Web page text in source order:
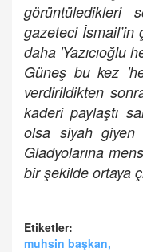
görüntüledikleri
gazeteci İsmail’in
daha 'Yazıcıoğlu
Güneş bu kez
verdirildikten
kaderi paylaştı
olsa siyah giyen
Gladyolarına
bir şekilde ortaya
Etiketler:
muhsin başkan,